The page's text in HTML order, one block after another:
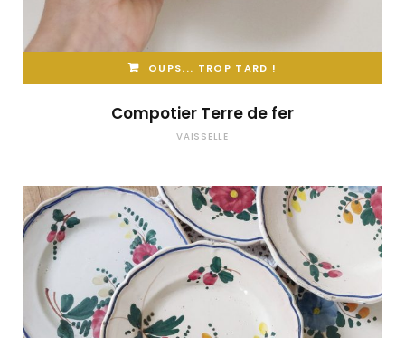
OUPS... TROP TARD !
Compotier Terre de fer
VAISSELLE